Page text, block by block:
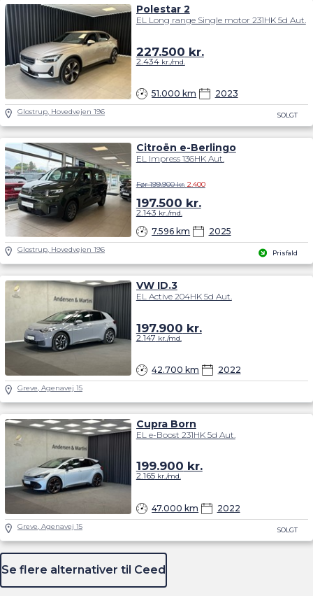
SOLGT
Polestar 2
EL Long range Single motor 231HK 5d Aut.
51.000 km 2023
227.500 kr.
2.434kr./md.
Glostrup, Hovedvejen 196
Prisfald
Citroën e-Berlingo
EL Impress 136HK Aut.
7.596 km 2025
Før 199.900 kr. 2.400
197.500 kr.
2.143 kr./md.
Glostrup, Hovedvejen 196
VW ID.3
EL Active 204HK 5d Aut.
42.700 km 2022
197.900 kr.
2.147 kr./md.
Greve, Agenavej 15
SOLGT
Cupra Born
EL e-Boost 231HK 5d Aut.
47.000 km 2022
199.900 kr.
2.165kr./md.
Greve, Agenavej 15
Se flere alternativer til Ceed